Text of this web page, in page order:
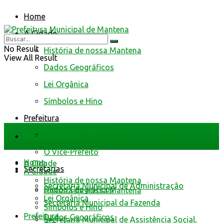
Home
A Cidade
História de nossa Mantena
Dados Geográficos
Lei Orgânica
Símbolos e Hino
Prefeitura
O Vice-Prefeito
Secretarias
Secretaria Municipal de Administração
Secretaria Municipal da Fazenda
Secretaria Municipal de Assistência Social,
No Result
View All Result
Home
A Cidade
História de nossa Mantena
Dados Geográficos
Home
A Cidade
História de nossa Mantena
Dados Geográficos
Lei Orgânica
Símbolos e Hino
Prefeitura